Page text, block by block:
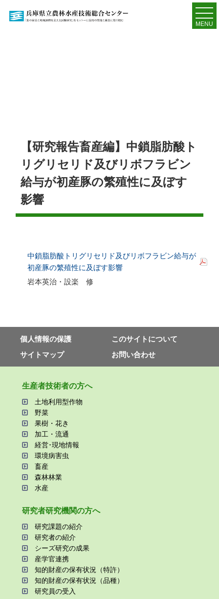
MENU
【研究報告畜産編】中鎖脂肪酸ト
リグリセリド及びリボフラビン
給与が初産豚の繁殖性に及ぼす
影響
中鎖脂肪酸トリグリセリド及びリボフラビン給与が
初産豚の繁殖性に及ぼす影響
岩本英治・設楽 修
個⼈情報の保護
このサイトについて
サイトマップ
お問い合わせ
⽣産者技術者の⽅へ
⼟地利⽤型作物
野菜
果樹・花き
加⼯・流通
経営･現地情報
環境病害⾍
畜産
森林林業
⽔産
研究者研究機関の⽅へ
研究課題の紹介
研究者の紹介
シーズ研究の成果
産学官連携
知的財産の保有状況（特許）
知的財産の保有状況（品種）
研究員の受⼊